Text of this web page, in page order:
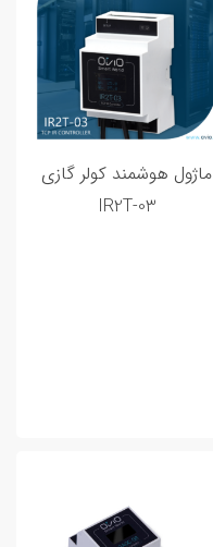
ماژول هوشمند کولر گازی
IR2T-03